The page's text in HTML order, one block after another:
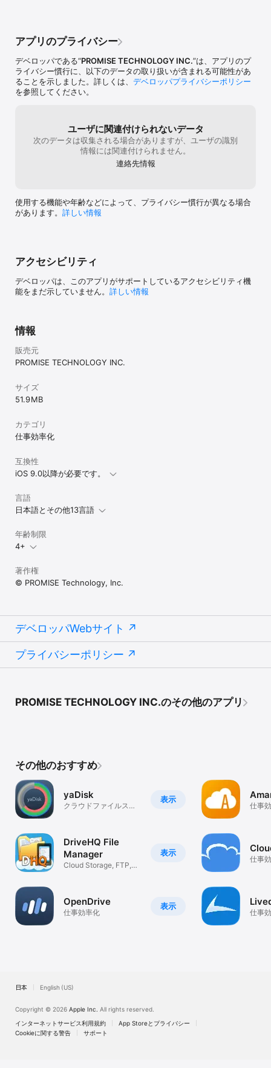
・IPカメラストレージ
・パブリッククラウド同期
す。
その他の機能
・究極のバックアップ保護のためのApollo ミラーリ
ング機能
・付属USBポートでの簡単なデータインポートとエ
キスポート
・AES256対応の暗号化
・Time Machine 対応
・進化したミュージックプレイヤー
・複数のカメラロールからの高速なインポート
・マルチデバイス、マルチプラットフォームからの
ファイル同期
・Bug fixes
・前回停止箇所からの再生開始
アプリのプライバシー
デベロッパである“PROMISE TECHNOLOGY INC.”は、アプリのプ
ライバシー慣行に、以下のデータの取り扱いが含まれる可能性があ
ることを示しました。詳しくは、 デベロッパプライバシーポリシー
を参照してください。
ユーザに関連付けられないデータ
次のデータは収集される場合がありますが、ユーザの識別
情報には関連付けられません。
連絡先情報
使用する機能や年齢などによって、プライバシー慣行が異なる場合
があります。 詳しい情報
アクセシビリティ
デベロッパは、このアプリがサポートしているアクセシビリティ機
能をまだ示していません。 詳しい情報
情報
販売元
PROMISE TECHNOLOGY INC.
サイズ
51.9 MB
カテゴリ
仕事効率化
互換性
iOS 9.0以降が必要です。
言語
日本語とその他13言語
年齢制限
4+
著作権
© PROMISE Technology, Inc.
デベロッパWebサイト
プライバシーポリシー
PROMISE TECHNOLOGY INC.のその他のアプリ
その他のおすすめ
表示
yaDisk
クラウドファイルスト
表示
DriveHQ File
Manager
Cloud Storage, FTP,
表示
OpenDrive
仕事効率化
仕事
仕事
仕事
日本 English (US)
Copyright © 2026 Apple Inc. All rights reserved.
インターネットサービス利用規約
App Storeとプライバシー
Cookieに関する警告
サポート